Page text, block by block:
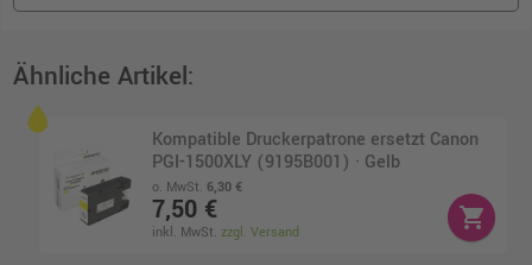
Ähnliche Artikel:
Kompatible Druckerpatrone ersetzt Canon
PGI-1500XLY (9195B001) · Gelb
o. MwSt. 6,30 €
7,50 €
inkl. MwSt.zzgl. Versand
shopping_cart